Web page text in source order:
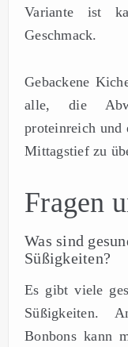
Variante ist
Geschmack.
Gebackene
alle, die
proteinreich und
Mittagstief zu
Fragen
Was sind
Süßigkeiten?
Es gibt viele
Süßigkeiten.
Bonbons kann